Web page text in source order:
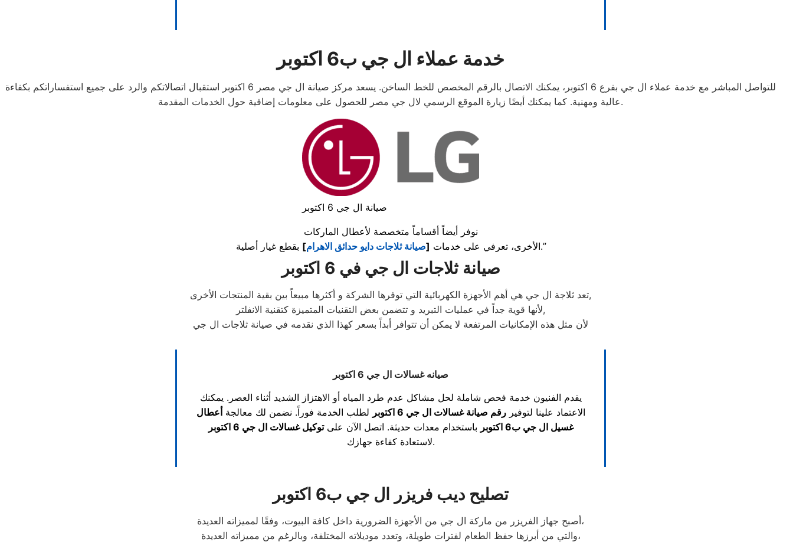
خدمة عملاء ال جي ب6 اكتوبر
للتواصل المباشر مع خدمة عملاء ال جي بفرع 6 اكتوبر، يمكنك الاتصال بالرقم المخصص للخط الساخن. يسعد مركز صيانة ال جي مصر 6 اكتوبر استقبال اتصالاتكم والرد على جميع استفساراتكم بكفاءة
عالية ومهنية. كما يمكنك أيضًا زيارة الموقع الرسمي لال جي مصر للحصول على معلومات إضافية حول الخدمات المقدمة.
صيانة ال جي 6 اكتوبر
نوفر أيضاً أقساماً متخصصة لأعطال الماركات
الأخرى، تعرفي على خدمات [صيانة ثلاجات دايو حدائق الاهرام] بقطع غيار أصلية.”
صيانة ثلاجات ال جي في 6 اكتوبر
تعد ثلاجة ال جي هي أهم الأجهزة الكهربائية التي توفرها الشركة و أكثرها مبيعاً بين بقية المنتجات الأخرى,
لأنها قوية جداً في عمليات التبريد و تتضمن بعض التقنيات المتميزة كتقنية الانفلتر,
لأن مثل هذه الإمكانيات المرتفعة لا يمكن أن تتوافر أبداً بسعر كهذا الذي نقدمه في صيانة ثلاجات ال جي
صيانه غسالات ال جي 6 اكتوبر
يقدم الفنيون خدمة فحص شاملة لحل مشاكل عدم طرد المياه أو الاهتزاز الشديد أثناء العصر. يمكنك
الاعتماد علينا لتوفيررقم صيانة غسالات ال جي 6 اكتوبر لطلب الخدمة فوراً. نضمن لك معالجة أعطال
غسيل ال جي ب6 اكتوبر
باستخدام معدات حديثة. اتصل الآن علىتوكيل غسالات ال جي 6 اكتوبر
لاستعادة كفاءة جهازك.
تصليح ديب فريزر ال جي ب6 اكتوبر
أصبح جهاز الفريزر من ماركة ال جي من الأجهزة الضرورية داخل كافة البيوت، وفقًا لمميزاته العديدة،
والتي من أبرزها حفظ الطعام لفترات طويلة، وتعدد موديلاته المختلفة، وبالرغم من مميزاته العديدة،